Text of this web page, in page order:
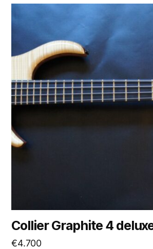
Collier Graphite 4
€4.700